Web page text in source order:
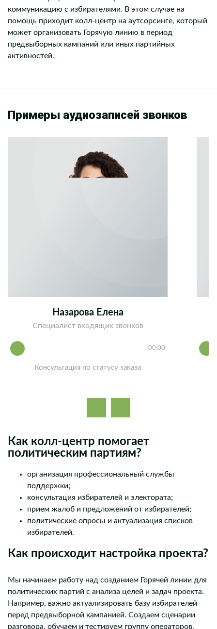
коммуникацию с избирателями. В этом случае на
помощь приходит колл-центр на аутсорсинге, который
может организовать Горячую линию в период
предвыборных кампаний или иных партийных
активностей.
Примеры аудиозаписей звонков
Назарова Елена
Специалист входящих звонков
00:00
Консультация по статусу заказа
Как колл-центр помогает
политическим партиям?
организация профессиональный службы
поддержки;
консультация избирателей и электората;
прием жалоб и предложений от избирателей;
политические опросы и актуализация списков
избирателей.
Как происходит настройка проекта?
Мы начинаем работу над созданием Горячей линии для
политических партий с анализа целей и задач проекта.
Например, важно актуализировать базу избирателей
перед предвыборной кампанией. Создаем сценарии
разговора, обучаем и тестируем группу операторов,